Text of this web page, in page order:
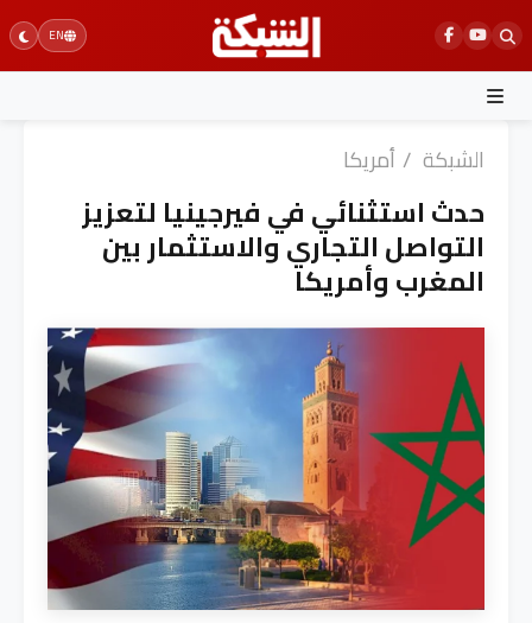
Skip
to
content
EN
الشبكة / أمريكا
حدث استثنائي في فيرجينيا لتعزيز
التواصل التجاري والاستثمار بين
المغرب وأمريكا